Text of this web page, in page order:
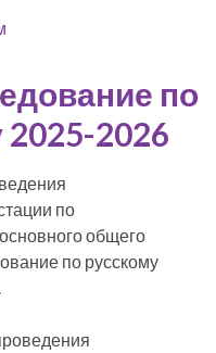
по
2026
по
общего
по русскому